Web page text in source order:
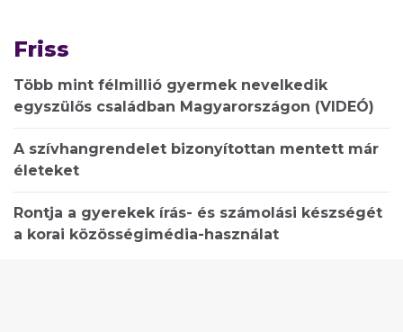
Friss
Több mint félmillió gyermek nevelkedik
egyszülős családban Magyarországon (VIDEÓ)
A szívhangrendelet bizonyítottan mentett már
életeket
Rontja a gyerekek írás- és számolási készségét
a korai közösségimédia-használat